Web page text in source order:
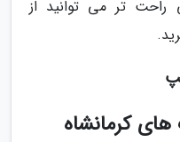
تر می توانید از